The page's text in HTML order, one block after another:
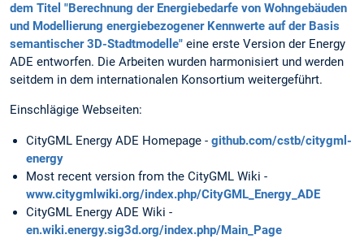
dem Titel "Berechnung der Energiebedarfe von Wohngebäuden
und Modellierung energiebezogener Kennwerte auf der Basis
semantischer 3D-Stadtmodelle" eine erste Version der Energy
ADE entworfen. Die Arbeiten wurden harmonisiert und werden
seitdem in dem internationalen Konsortium weitergeführt.
Einschlägige Webseiten:
CityGML Energy ADE Homepage - github.com/cstb/citygml-
energy
Most recent version from the CityGML Wiki -
www.citygmlwiki.org/index.php/CityGML_Energy_ADE
CityGML Energy ADE Wiki -
en.wiki.energy.sig3d.org/index.php/Main_Page